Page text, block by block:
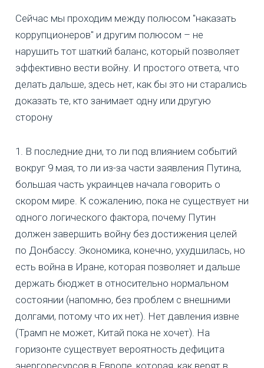
Сейчас мы проходим между полюсом "наказать
коррупционеров" и другим полюсом – не
нарушить тот шаткий баланс, который позволяет
эффективно вести войну. И простого ответа, что
делать дальше, здесь нет, как бы это ни старались
доказать те, кто занимает одну или другую
сторону
1. В последние дни, то ли под влиянием событий
вокруг 9 мая, то ли из-за части заявления Путина,
большая часть украинцев начала говорить о
скором мире. К сожалению, пока не существует ни
одного логического фактора, почему Путин
должен завершить войну без достижения целей
по Донбассу. Экономика, конечно, ухудшилась, но
есть война в Иране, которая позволяет и дальше
держать бюджет в относительно нормальном
состоянии (напомню, без проблем с внешними
долгами, потому что их нет). Нет давления извне
(Трамп не может, Китай пока не хочет). На
горизонте существует вероятность дефицита
энергоресурсов в Европе, которая, как верят в